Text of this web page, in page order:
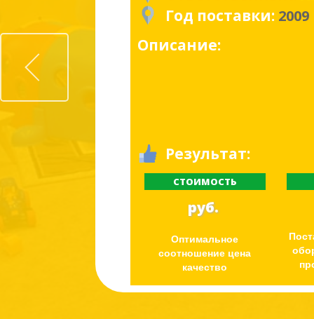
Год поставки: 2009
Описание:
Результат:
СТОИМОСТЬ
руб.
Оптимальное
соотношение цена
качество